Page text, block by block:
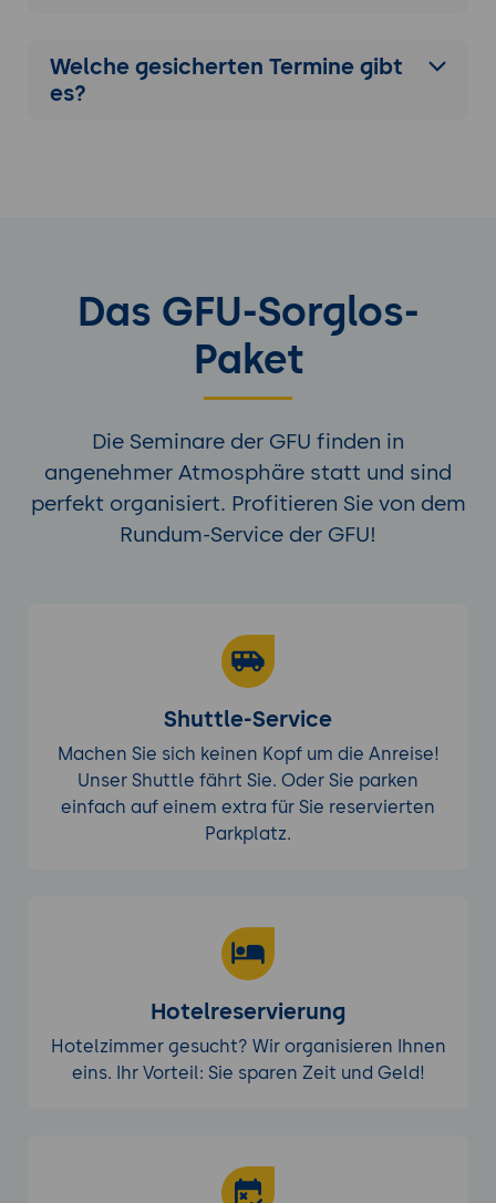
Ethik und Nachhaltigkeit im digitalen
Marketing
Welche gesicherten Termine gibt
es?
Das GFU-Sorglos-
Paket
Die Seminare der GFU finden in
angenehmer Atmosphäre statt und sind
perfekt organisiert. Profitieren Sie von dem
Rundum-Service der GFU!
Shuttle-Service
Machen Sie sich keinen Kopf um die Anreise!
Unser Shuttle fährt Sie. Oder Sie parken
einfach auf einem extra für Sie reservierten
Parkplatz.
Hotelreservierung
Hotelzimmer gesucht? Wir organisieren Ihnen
eins. Ihr Vorteil: Sie sparen Zeit und Geld!